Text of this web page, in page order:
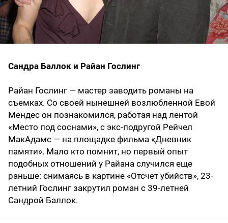
Сандра Баллок и Райан Гослинг
Райан Гослинг — мастер заводить романы на
съемках. Со своей нынешней возлюбленной Евой
Мендес он познакомился, работая над лентой
«Место под соснами», с экс-подругой Рейчел
МакАдамс — на площадке фильма «Дневник
памяти». Мало кто помнит, но первый опыт
подобных отношений у Райана случился еще
раньше: снимаясь в картине «Отсчет убийств», 23-
летний Гослинг закрутил роман с 39-летней
Сандрой Баллок.